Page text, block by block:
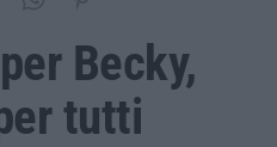
Becky,
tutti